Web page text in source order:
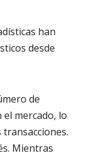
han
desde
de
mercado, lo
Mientras